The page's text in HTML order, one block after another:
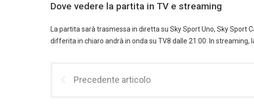
Dove vedere la partita in TV e streaming
La partita sarà trasmessa in diretta su Sky Sport Uno, Sky Sport
differita in chiaro andrà in onda su TV8 dalle 21:00. In streaming,
Precedente articolo